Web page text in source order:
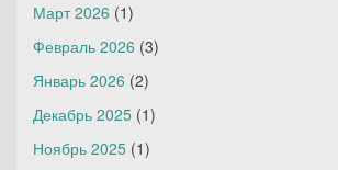
Март 2026 (1)
Февраль 2026 (3)
Январь 2026 (2)
Декабрь 2025 (1)
Ноябрь 2025 (1)